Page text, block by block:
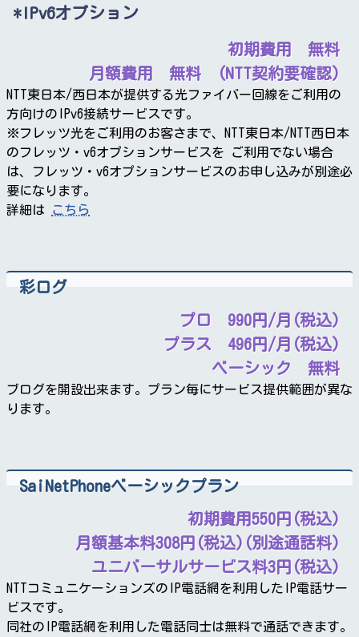
IPv6オプション
初期費用 無料
月額費用 無料 (NTT契約要確認)
NTT東日本/西日本が提供する光ファイバー回線をご利用の
方向けのIPv6接続サービスです。
※フレッツ光をご利用のお客さまで、NTT東日本/NTT西日本
のフレッツ・v6オプションサービスを ご利用でない場合
は、フレッツ・v6オプションサービスのお申し込みが別途必
要になります。
詳細は
こちら
彩ログ
プロ 990円/月(税込)
プラス 496円/月(税込)
ベーシック 無料
ブログを開設出来ます。プラン毎にサービス提供範囲が異な
ります。
SaiNetPhoneベーシックプラン
初期費用550円(税込)
月額基本料308円(税込)(別途通話料)
ユニバーサルサービス料3円(税込)
NTTコミュニケーションズのIP電話網を利用したIP電話サー
ビスです。
同社のIP電話網を利用した電話同士は無料で通話できます。